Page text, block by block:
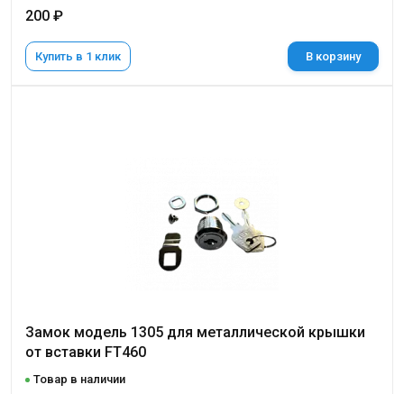
200 ₽
Купить в 1 клик В корзину
Замок модель 1305 для металлической крышки
от вставки FT460
Товар в наличии